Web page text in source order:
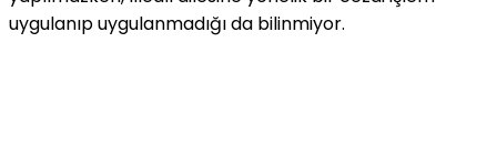
uygulanıp uygulanmadığı da bilinmiyor.